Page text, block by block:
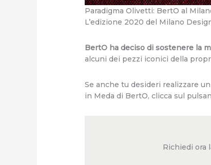
Paradigma Olivetti: BertO al
L’edizione 2020 del Milano
BertO ha deciso di sostenere la
alcuni dei pezzi iconici della
Se anche tu desideri realizzare
in Meda di BertO, clicca sul
Richiedi ora